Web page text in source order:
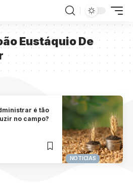
Eustáquio De
NOTICIAS
é tão
no campo?